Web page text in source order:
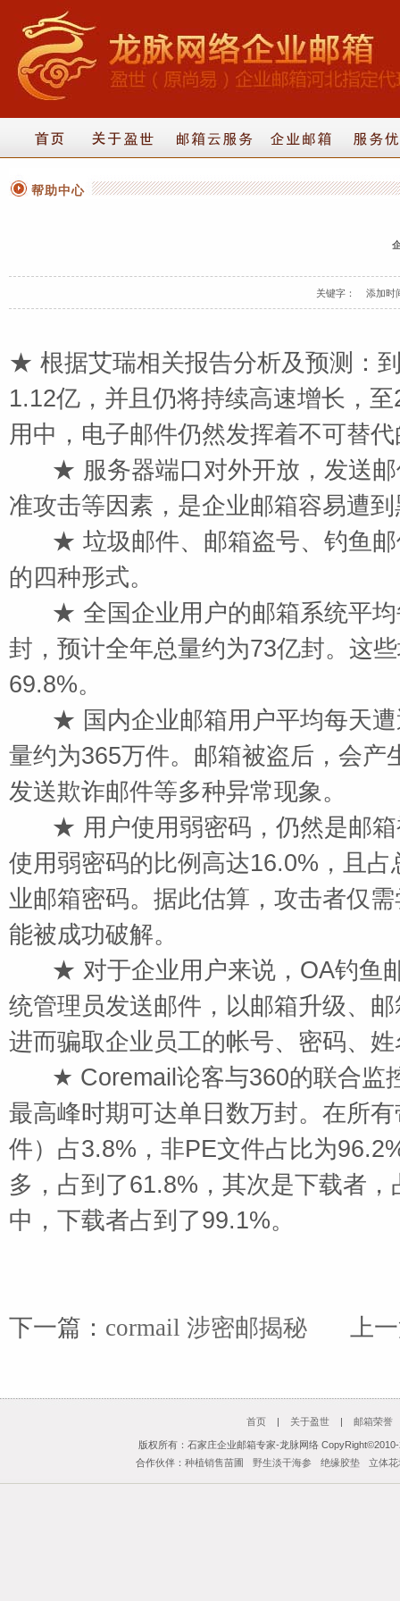
帮助中心
关键字： 添加时
★ 根据艾瑞相关报告分析及预测：
1.12亿，并且仍将持续高速增长，
用中，电子邮件仍然发挥着不可替
★ 服务器端口对外开放，发送邮
准攻击等因素，是企业邮箱容易遭
★ 垃圾邮件、邮箱盗号、钓鱼邮
的四种形式。
★ 全国企业用户的邮箱系统平均
封，预计全年总量约为73亿封。这
69.8%。
★ 国内企业邮箱用户平均每天遭
量约为365万件。邮箱被盗后，会
发送欺诈邮件等多种异常现象。
★ 用户使用弱密码，仍然是邮箱
使用弱密码的比例高达16.0%，且
业邮箱密码。据此估算，攻击者仅
能被成功破解。
★ 对于企业用户来说，OA钓鱼邮
统管理员发送邮件，以邮箱升级、
进而骗取企业员工的帐号、密码、
★ Coremail论客与360的联合监
最高峰时期可达单日数万封。在所
件）占3.8%，非PE文件占比为
多，占到了61.8%，其次是下载者
中，下载者占到了99.1%。
下一篇： cormail 涉密邮揭秘 上一
首页 | 关于盈世 | 邮箱荣誉
版权所有：石家庄企业邮箱专家-龙脉网络
合作伙伴：种植销售苗圃 野生淡干海参 绝缘胶垫 立体